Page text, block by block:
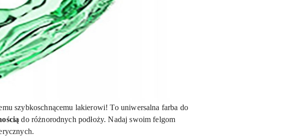
szybkoschnącemu lakierowi! To uniwersalna farba do
do różnorodnych podłoży. Nadaj swoim felgom